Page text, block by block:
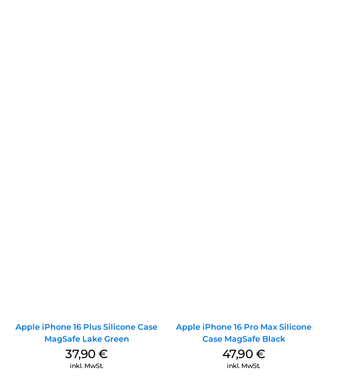
Apple iPhone 16 Plus Silicone Case
MagSafe Lake Green
37,90€
inkl. MwSt.
Apple iPhone 16 Pro Max Silicone
Case MagSafe Black
47,90 €
inkl. MwSt.